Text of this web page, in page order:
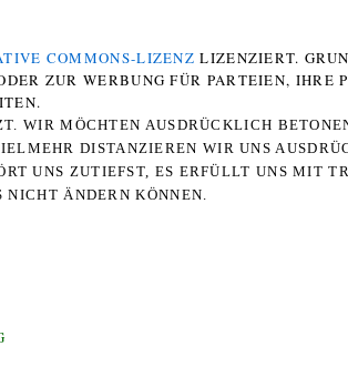
COMMONS-LIZENZ LIZENZIERT.
ZUR WERBUNG FÜR PARTEIEN, IHRE
WIR MÖCHTEN AUSDRÜCKLICH
DISTANZIEREN WIR UNS
UNS ZUTIEFST, ES ERFÜLLT UNS MIT
ÄNDERN KÖNNEN.